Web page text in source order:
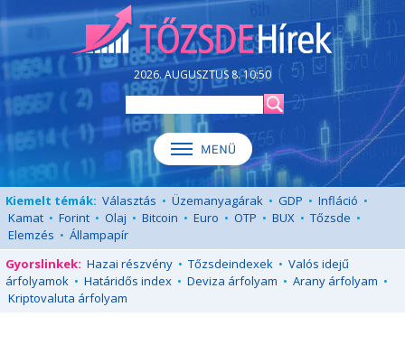
2026. AUGUSZTUS 8. 10:50
Kiemelt témák: Választás • Üzemanyagárak • GDP • Infláció •
Kamat • Forint • Olaj • Bitcoin • Euro • OTP • BUX • Tőzsde •
Elemzés • Állampapír
Gyorslinkek: Hazai részvény • Tőzsdeindexek • Valós idejű
árfolyamok • Határidős index • Deviza árfolyam • Arany árfolyam •
Kriptovaluta árfolyam